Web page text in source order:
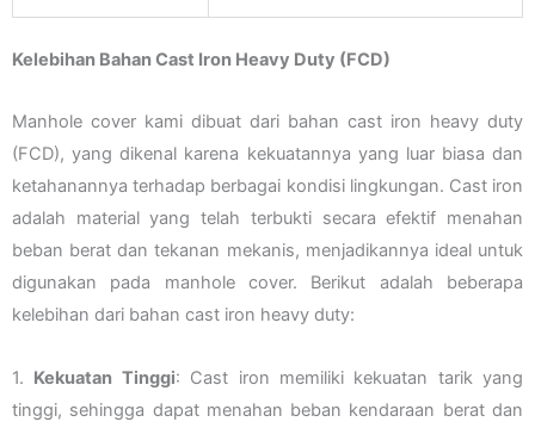
Kelebihan Bahan Cast Iron Heavy Duty (FCD)
Manhole cover kami dibuat dari bahan cast iron heavy duty
(FCD), yang dikenal karena kekuatannya yang luar biasa dan
ketahanannya terhadap berbagai kondisi lingkungan. Cast iron
adalah material yang telah terbukti secara efektif menahan
beban berat dan tekanan mekanis, menjadikannya ideal untuk
digunakan pada manhole cover. Berikut adalah beberapa
kelebihan dari bahan cast iron heavy duty:
1. Kekuatan Tinggi: Cast iron memiliki kekuatan tarik yang
tinggi, sehingga dapat menahan beban kendaraan berat dan